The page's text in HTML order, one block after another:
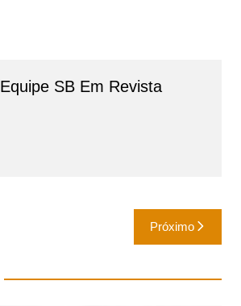
Equipe SB Em Revista
Próximo